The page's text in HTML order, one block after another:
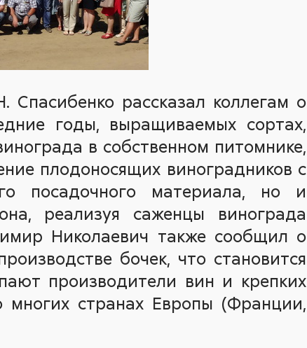
рассказал коллегам о
годы, выращиваемых сортах,
в собственном питомнике,
плодоносящих виноградников с
посадочного материала, но и
реализуя саженцы винограда
Николаевич также сообщил о
бочек, что становится
производители вин и крепких
странах Европы (Франции,